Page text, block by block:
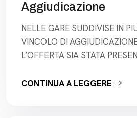
Aggiudicazione
NELLE GARE SUDDIVISE IN
VINCOLO DI
L’OFFERTA SIA STATA
DIVERSI PER DUE DISTINTI
CONTINUA A LEGGERE